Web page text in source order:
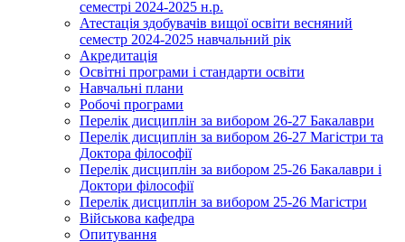
семестрі 2024-2025 н.р.
Атестація здобувачів вищої освіти весняний
семестр 2024-2025 навчальний рік
Акредитація
Освітні програми і стандарти освіти
Навчальні плани
Робочі програми
Перелік дисциплін за вибором 26-27 Бакалаври
Перелік дисциплін за вибором 26-27 Магістри та
Доктора філософії
Перелік дисциплін за вибором 25-26 Бакалаври і
Доктори філософії
Перелік дисциплін за вибором 25-26 Магістри
Військова кафедра
Опитування